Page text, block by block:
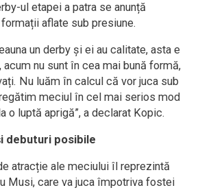
ul etapei a patra se anunță
aflate sub presiune.
un derby și ei au calitate, asta e
acum nu sunt în cea mai bună formă,
Nu luăm în calcul că vor juca sub
meciul în cel mai serios mod
o luptă aprigă”, a declarat Kopic.
debuturi posibile
atracție ale meciului îl reprezintă
Musi, care va juca împotriva fostei